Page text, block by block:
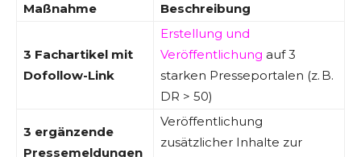
Maßnahme Beschreibung
3 Fachartikel mit
Dofollow-Link
Erstellung und
Veröffentlichung auf 3
starken Presseportalen (z. B.
DR > 50)
3 ergänzende
Pressemeldungen
Veröffentlichung
zusätzlicher Inhalte zur